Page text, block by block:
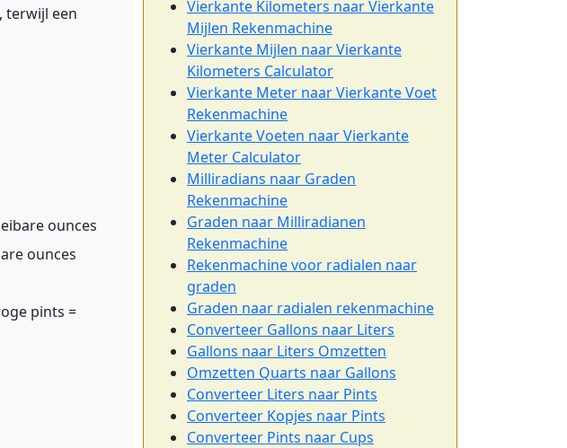
terwijl een
ounces
ounces
pints =
Vierkante Kilometers naar Vierkante
Mijlen Rekenmachine
Vierkante Mijlen naar Vierkante
Kilometers Calculator
Vierkante Meter naar Vierkante Voet
Rekenmachine
Vierkante Voeten naar Vierkante
Meter Calculator
Milliradians naar Graden
Rekenmachine
Graden naar Milliradianen
Rekenmachine
Rekenmachine voor radialen naar
graden
Graden naar radialen rekenmachine
Converteer Gallons naar Liters
Gallons naar Liters Omzetten
Omzetten Quarts naar Gallons
Converteer Liters naar Pints
Converteer Kopjes naar Pints
Converteer Pints naar Cups